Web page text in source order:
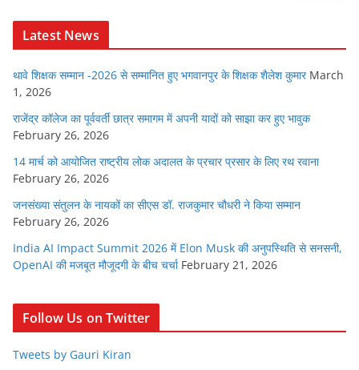
Latest News
थावे शिक्षक सम्मान -2026 से सम्मानित हुए भगवानपुर के शिक्षक शैलेश कुमार March
1, 2026
राजेंद्र कॉलेज का पूर्ववर्ती छात्र समागम में अपनी यादों को साझा कर हुए भावुक
February 26, 2026
14 मार्च को आयोजित राष्ट्रीय लोक अदालत के प्रचार प्रसार के लिए रथ रवाना
February 26, 2026
जनसंख्या संतुलन के नायकों का सीएस डॉ. राजकुमार चौधरी ने किया सम्मान
February 26, 2026
India AI Impact Summit 2026 में Elon Musk की अनुपस्थिति से सनसनी,
OpenAI की मजबूत मौजूदगी के बीच चर्चा February 21, 2026
Follow Us on Twitter
Tweets by Gauri Kiran